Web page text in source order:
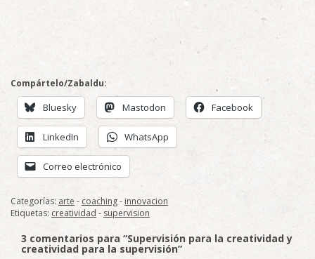
Compártelo/Zabaldu:
Bluesky Mastodon Facebook
LinkedIn WhatsApp
Correo electrónico
Categorías: arte - coaching-innovacion
Etiquetas: creatividad - supervision
3 comentarios para “Supervisión para la creatividad y
creatividad para la supervisión”